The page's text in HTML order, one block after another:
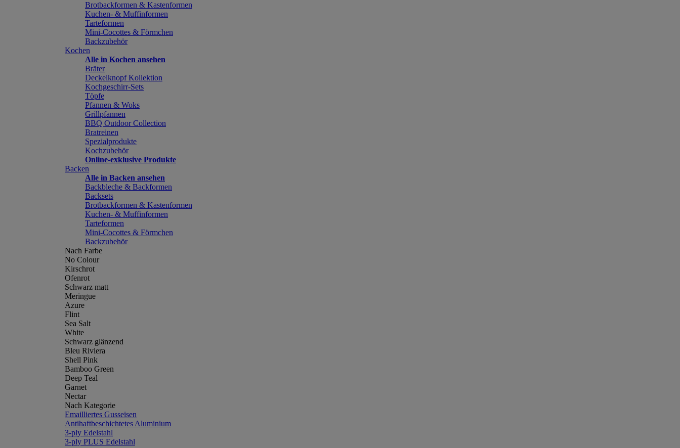
Brotbackformen & Kastenformen
Kuchen- & Muffinformen
Tarteformen
Mini-Cocottes & Förmchen
Backzubehör
Kochen
Alle in Kochen ansehen
Bräter
Deckelknopf Kollektion
Kochgeschirr-Sets
Töpfe
Pfannen & Woks
Grillpfannen
BBQ Outdoor Collection
Bratreinen
Spezialprodukte
Kochzubehör
Online-exklusive Produkte
Backen
Alle in Backen ansehen
Backbleche & Backformen
Backsets
Brotbackformen & Kastenformen
Kuchen- & Muffinformen
Tarteformen
Mini-Cocottes & Förmchen
Backzubehör
Nach Farbe
No Colour
Kirschrot
Ofenrot
Schwarz matt
Meringue
Azure
Flint
Sea Salt
White
Schwarz glänzend
Bleu Riviera
Shell Pink
Bamboo Green
Deep Teal
Garnet
Nectar
Nach Kategorie
Emailliertes Gusseisen
Antihaftbeschichtetes Aluminium
3-ply Edelstahl
3-ply PLUS Edelstahl